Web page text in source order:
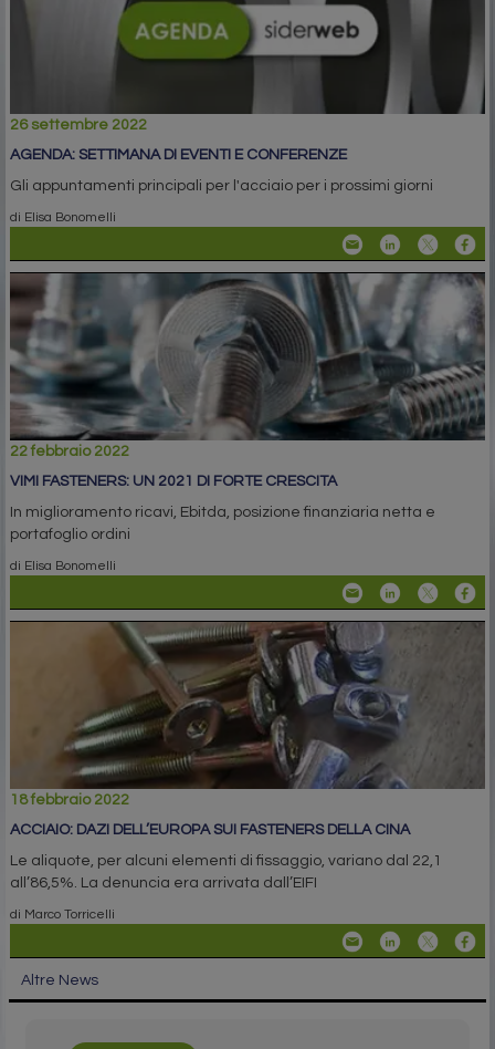
26 settembre 2022
AGENDA: SETTIMANA DI EVENTI E CONFERENZE
Gli appuntamenti principali per l'acciaio per i prossimi giorni
di Elisa Bonomelli
22 febbraio 2022
VIMI FASTENERS: UN 2021 DI FORTE CRESCITA
In miglioramento ricavi, Ebitda, posizione finanziaria netta e
portafoglio ordini
di Elisa Bonomelli
18 febbraio 2022
ACCIAIO: DAZI DELL’EUROPA SUI FASTENERS DELLA CINA
Le aliquote, per alcuni elementi di fissaggio, variano dal 22,1
all’86,5%. La denuncia era arrivata dall’EIFI
di Marco Torricelli
Altre News